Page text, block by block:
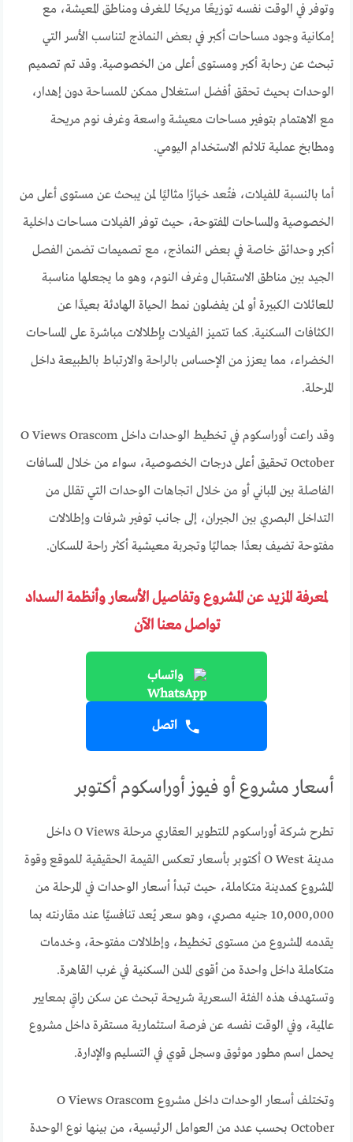
وتوفر في الوقت نفسه توزيعًا مريحًا للغرف ومناطق المعيشة، مع
إمكانية وجود مساحات أكبر في بعض النماذج لتناسب الأسر التي
تبحث عن رحابة أكبر ومستوى أعلى من الخصوصية. وقد تم تصميم
الوحدات بحيث تحقق أفضل استغلال ممكن للمساحة دون إهدار،
مع الاهتمام بتوفير مساحات معيشة واسعة وغرف نوم مريحة
ومطابخ عملية تلائم الاستخدام اليومي.
أما بالنسبة للفيلات، فتُعد خيارًا مثاليًا لمن يبحث عن مستوى أعلى من
الخصوصية والمساحات المفتوحة، حيث توفر الفيلات مساحات داخلية
أكبر وحدائق خاصة في بعض النماذج، مع تصميمات تضمن الفصل
الجيد بين مناطق الاستقبال وغرف النوم، وهو ما يجعلها مناسبة
للعائلات الكبيرة أو لمن يفضلون نمط الحياة الهادئة بعيدًا عن
الكثافات السكنية. كما تتميز الفيلات بإطلالات مباشرة على المساحات
الخضراء، مما يعزز من الإحساس بالراحة والارتباط بالطبيعة داخل
المرحلة.
وقد راعت أوراسكوم في تخطيط الوحدات داخل O Views Orascom
October تحقيق أعلى درجات الخصوصية، سواء من خلال المسافات
الفاصلة بين المباني أو من خلال اتجاهات الوحدات التي تقلل من
التداخل البصري بين الجيران، إلى جانب توفير شرفات وإطلالات
مفتوحة تضيف بعدًا جماليًا وتجربة معيشية أكثر راحة للسكان.
لمعرفة المزيد عن المشروع وتفاصيل الأسعار وأنظمة السداد
تواصل معنا الآن
واتساب
اتصل
أسعار مشروع أو فيوز أوراسكوم أكتوبر
تطرح شركة أوراسكوم للتطوير العقاري مرحلة O Views داخل
مدينة O West أكتوبر بأسعار تعكس القيمة الحقيقية للموقع وقوة
المشروع كمدينة متكاملة، حيث تبدأ أسعار الوحدات في المرحلة من
10,000,000 جنيه مصري، وهو سعر يُعد تنافسيًا عند مقارنته بما
يقدمه المشروع من مستوى تخطيط، وإطلالات مفتوحة، وخدمات
متكاملة داخل واحدة من أقوى المدن السكنية في غرب القاهرة.
وتستهدف هذه الفئة السعرية شريحة تبحث عن سكن راقٍ بمعايير
عالمية، وفي الوقت نفسه عن فرصة استثمارية مستقرة داخل مشروع
يحمل اسم مطور موثوق وسجل قوي في التسليم والإدارة.
وتختلف أسعار الوحدات داخل مشروع O Views Orascom
October بحسب عدد من العوامل الرئيسية، من بينها نوع الوحدة